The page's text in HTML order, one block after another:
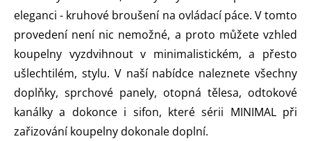
eleganci - kruhové broušení na ovládací páce. V tomto
provedení není nic nemožné, a proto můžete vzhled
koupelny vyzdvihnout v minimalistickém, a přesto
ušlechtilém, stylu. V naší nabídce naleznete všechny
doplňky, sprchové panely, otopná tělesa, odtokové
kanálky a dokonce i sifon, které sérii MINIMAL při
zařizování koupelny dokonale doplní.